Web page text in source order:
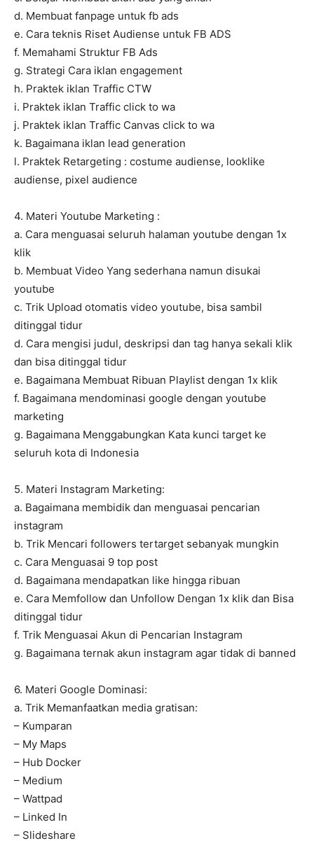
d. Membuat fanpage untuk fb ads
e. Cara teknis Riset Audiense untuk FB ADS
f. Memahami Struktur FB Ads
g. Strategi Cara iklan engagement
h. Praktek iklan Traffic CTW
i. Praktek iklan Traffic click to wa
j. Praktek iklan Traffic Canvas click to wa
k. Bagaimana iklan lead generation
l. Praktek Retargeting : costume audiense, looklike
audiense, pixel audience
4. Materi Youtube Marketing :
a. Cara menguasai seluruh halaman youtube dengan 1x
klik
b. Membuat Video Yang sederhana namun disukai
youtube
c. Trik Upload otomatis video youtube, bisa sambil
ditinggal tidur
d. Cara mengisi judul, deskripsi dan tag hanya sekali klik
dan bisa ditinggal tidur
e. Bagaimana Membuat Ribuan Playlist dengan 1x klik
f. Bagaimana mendominasi google dengan youtube
marketing
g. Bagaimana Menggabungkan Kata kunci target ke
seluruh kota di Indonesia
5. Materi Instagram Marketing:
a. Bagaimana membidik dan menguasai pencarian
instagram
b. Trik Mencari followers tertarget sebanyak mungkin
c. Cara Menguasai 9 top post
d. Bagaimana mendapatkan like hingga ribuan
e. Cara Memfollow dan Unfollow Dengan 1x klik dan Bisa
ditinggal tidur
f. Trik Menguasai Akun di Pencarian Instagram
g. Bagaimana ternak akun instagram agar tidak di banned
6. Materi Google Dominasi:
a. Trik Memanfaatkan media gratisan:
– Kumparan
– My Maps
– Hub Docker
– Medium
– Wattpad
– Linked In
– Slideshare